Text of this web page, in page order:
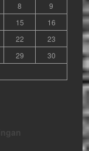
8
9
15
16
22
23
29
30